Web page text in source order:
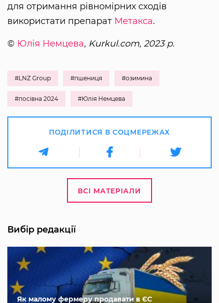
для отримання рівномірних сходів
використати препарат Метакса.
© Юлія Немцева, Kurkul.com, 2023 р.
#LNZ Group #пшениця #озимина
#посівна 2024 #Юлія Немцева
ПОДІЛИТИСЯ В СОЦМЕРЕЖАХ
ВСІ МАТЕРІАЛИ
Вибір редакції
Як малому фермеру продавати в ЄС